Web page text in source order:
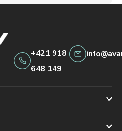
+421 918
648 149